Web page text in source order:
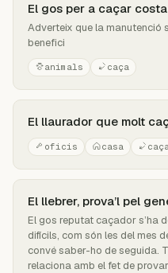
El gos per a caçar
Adverteix que la manutenció
benefici
animals caça
El llaurador que molt
oficis casa
El llebrer, prova’l pel
El gos reputat caçador s’ha
difícils, com són les del mes
convé saber-ho de seguida.
relaciona amb el fet de